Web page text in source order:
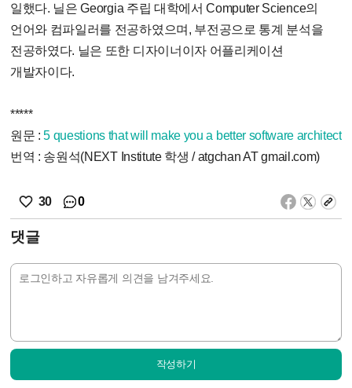
일했다. 닐은 Georgia 주립 대학에서 Computer Science의
언어와 컴파일러를 전공하였으며, 부전공으로 통계 분석을
전공하였다. 닐은 또한 디자이너이자 어플리케이션
개발자이다.
*****
원문 :5 questions that will make you a better software architect
번역 : 송원석(NEXT Institute 학생 / atgchan AT gmail.com)
30 0
댓글
작성하기